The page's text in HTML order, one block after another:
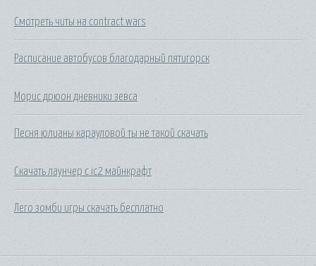
Смотреть читы на contract wars
Расписание автобусов благодарный пятигорск
Морис дрюон дневники зевса
Песня юлианы карауловой ты не такой скачать
Скачать лаунчер с ic2 майнкрафт
Лего зомби игры скачать бесплатно